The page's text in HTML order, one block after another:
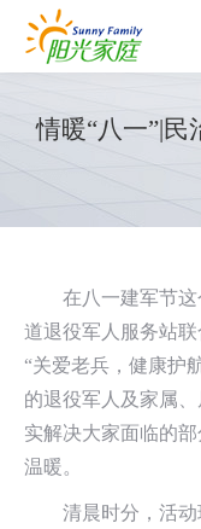
情暖“八一”|
在八一建军节
道退役军人服务站
“关爱老兵，健康护
的退役军人及家属
实解决大家面临的
温暖。
清晨时分，活